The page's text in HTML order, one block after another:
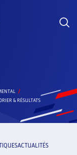
& RÉSULTATS
ACTUALITÉS